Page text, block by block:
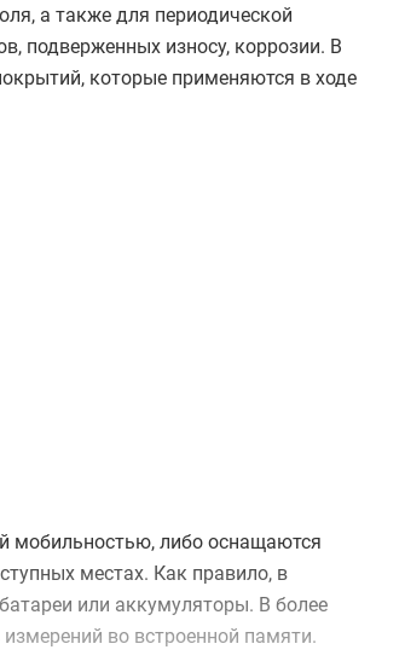
а также для периодической
подверженных износу, коррозии. В
которые применяются в ходе
мобильностью, либо оснащаются
местах. Как правило, в
или аккумуляторы. В более
во встроенной памяти.